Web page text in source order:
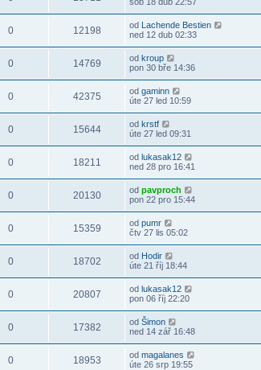
0 12198 od Lachende Bestien
ned 12 dub 02:33
0 14769 od kroup
pon 30 bře 14:36
0 42375 od gaminn
úte 27 led 10:59
0 15644 od krstf
úte 27 led 09:31
0 18211 od lukasak12
ned 28 pro 16:41
0 20130 od pavproch
pon 22 pro 15:44
0 15359 od pumr
čtv 27 lis 05:02
0 18702 od Hodir
úte 21 říj 18:44
0 20807 od lukasak12
pon 06 říj 22:20
0 17382 od Šimon
ned 14 zář 16:48
0 18953 od magalanes
úte 26 srp 19:55